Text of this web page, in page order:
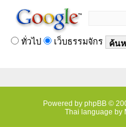
ทั่วไป เว็บธรรมจักร
Powered by phpBB ©
Thai language by